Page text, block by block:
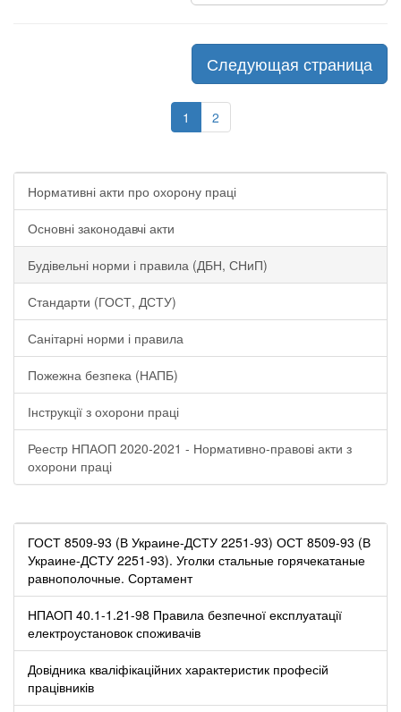
Следующая страница
1 2
Нормативні акти про охорону праці
Основні законодавчі акти
Будівельні норми і правила (ДБН, СНиП)
Стандарти (ГОСТ, ДСТУ)
Санітарні норми і правила
Пожежна безпека (НАПБ)
Інструкції з охорони праці
Реестр НПАОП 2020-2021 - Нормативно-правові акти з
охорони праці
ГОСТ 8509-93 (В Украине-ДСТУ 2251-93) ОСТ 8509-93 (В
Украине-ДСТУ 2251-93). Уголки стальные горячекатаные
равнополочные. Сортамент
НПАОП 40.1-1.21-98 Правила безпечної експлуатації
електроустановок споживачів
Довідника кваліфікаційних характеристик професій
працівників